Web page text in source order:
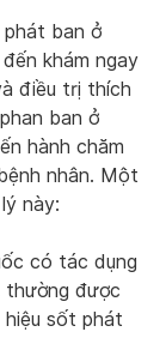
phát ban ở
khám ngay
điều trị thích
ban ở
hành chăm
nhân. Một
này:
có tác dụng
thường được
hiệu sốt phát